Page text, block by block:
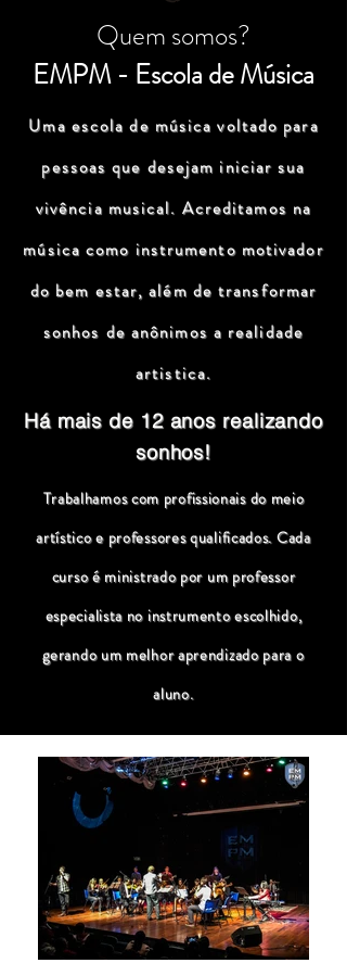
Quem somos?
EMPM - Escola de Música
Uma escola de música voltado para
pessoas que desejam iniciar sua
vivência musical. Acreditamos na
música como instrumento motivador
do bem estar, além de transformar
sonhos de anônimos a realidade
artistica.
Há mais de 12 anos realizando
sonhos!
Trabalhamos com profissionais do meio
artístico e professores qualificados. Cada
curso é ministrado por um professor
especialista no instrumento escolhido,
gerando um melhor aprendizado para o
aluno.